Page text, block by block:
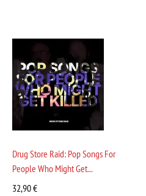
Drug Store Raid: Pop Songs For
People Who Might Get...
32,90€